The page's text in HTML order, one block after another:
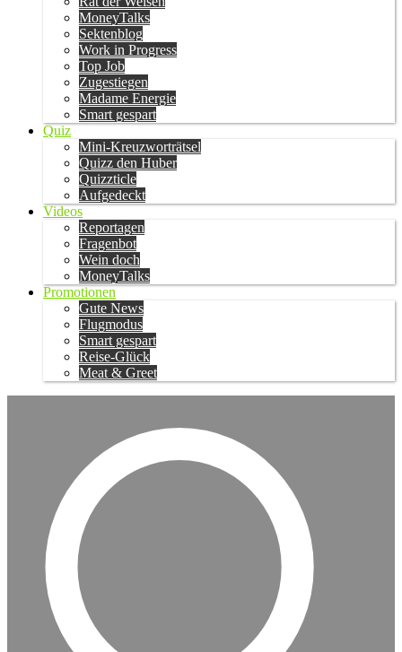
MoneyTalks
Sektenblog
Work in Progress
Top Job
Zugestiegen
Madame Energie
Smart gespart
Quiz
Mini-Kreuzworträtsel
Quizz den Huber
Quizzticle
Aufgedeckt
Videos
Reportagen
Fragenbot
Wein doch
MoneyTalks
Promotionen
Gute News
Flugmodus
Smart gespart
Reise-Glück
Meat & Greet